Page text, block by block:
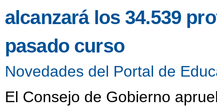
alcanzará los 34.539
pasado curso
Novedades del Portal de
El Consejo de Gobierno